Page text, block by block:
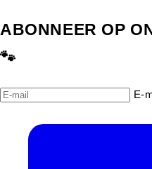
ABONNEER OP
🐾